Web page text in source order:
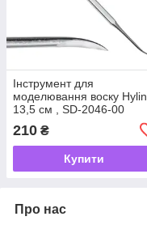
Інструмент для
моделювання воску Hylin,
13,5 см , SD-2046-00
210 ₴
Купити
Про нас